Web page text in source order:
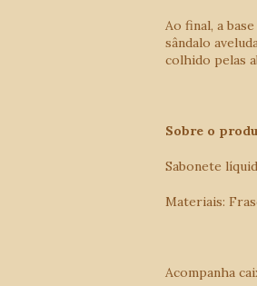
Ao final, a
sândalo
colhido pelas
Sobre o
Sabonete
Materiais:
Acompanha